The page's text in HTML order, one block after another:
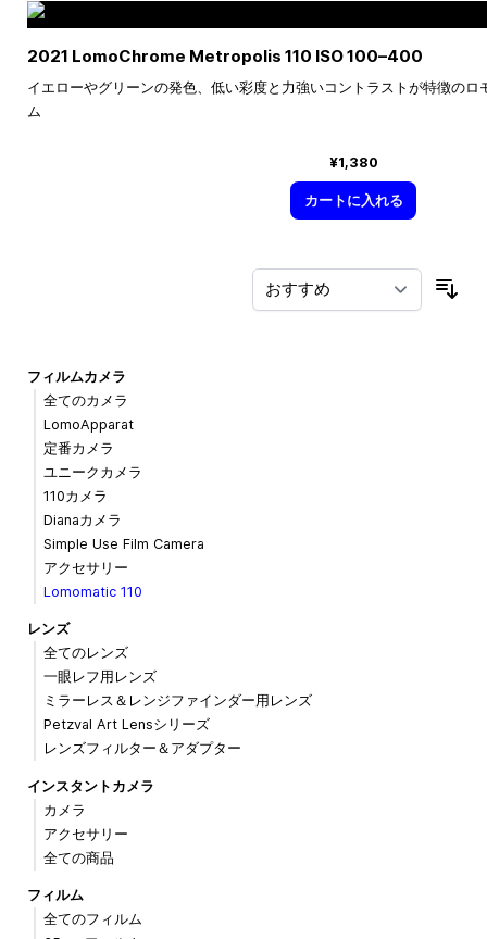
2021 LomoChrome Metropolis 110 ISO100–400
イエローやグリーンの発色、低い彩度と力強いコントラストが特徴のロ
ム
¥1,380
カートに入れる
フィルムカメラ
全てのカメラ
LomoApparat
定番カメラ
ユニークカメラ
110カメラ
Dianaカメラ
Simple Use Film Camera
アクセサリー
Lomomatic 110
レンズ
全てのレンズ
一眼レフ用レンズ
ミラーレス＆レンジファインダー用レンズ
Petzval Art Lensシリーズ
レンズフィルター＆アダプター
インスタントカメラ
カメラ
アクセサリー
全ての商品
フィルム
全てのフィルム